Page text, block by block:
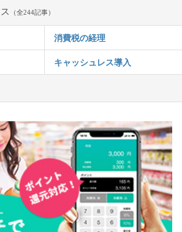
（全244記事）
消費税の経理
キャッシュレス導入